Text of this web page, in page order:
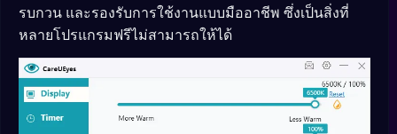
รบกวน และรองรับการใช้งานแบบมืออาชีพ ซึ่งเป็นสิ่งที่
หลายโปรแกรมฟรีไม่สามารถให้ได้